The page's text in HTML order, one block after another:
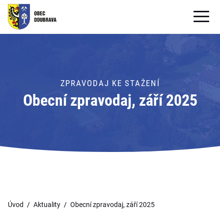
OBECNÍ ÚŘAD
PRO OBČANY
Formuláře ke stažení
PRO TURISTY
ZPRAVODAJ KE STAŽENÍ
Obecní zpravodaj, září 2025
Úvod Aktuality Obecní zpravodaj, září 2025